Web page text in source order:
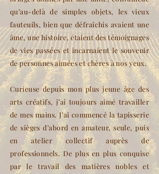
qu’au-delà de simples objets, les vieux
fauteuils, bien que défraîchis avaient une
âme, une histoire, étaient des témoignages
de vies passées et incarnaient le souvenir
de personnes aimées et chères à nos yeux.
Curieuse depuis mon plus jeune âge des
arts créatifs, j’ai toujours aimé travailler
de mes mains. J’ai commencé la tapisserie
de sièges d’abord en amateur, seule, puis
en atelier collectif auprès de
professionnels. De plus en plus conquise
par le travail des matières nobles et